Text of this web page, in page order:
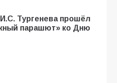
Тургенева прошёл
парашют» ко Дню